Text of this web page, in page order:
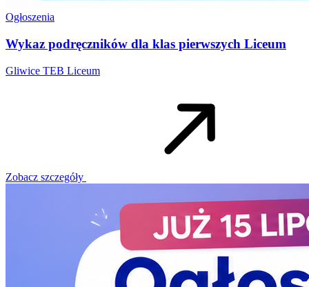
Ogłoszenia
Wykaz podręczników dla klas pierwszych Liceum
Gliwice TEB Liceum
Zobacz szczegóły